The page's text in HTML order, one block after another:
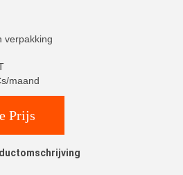
verpakking
maand
Prijs